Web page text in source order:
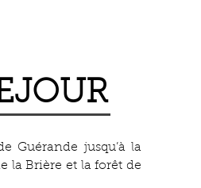
Guérande jusqu’à la
la Brière et la forêt de